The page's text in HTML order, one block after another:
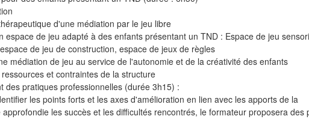
d'une médiation par le jeu libre
de jeu adapté à des enfants présentant un TND : Espace de jeu
de jeu de construction, espace de jeux de règles
médiation de jeu au service de l'autonomie et de la créativité des enfants
et contraintes de la structure
des pratiques professionnelles (durée 3h15) :
les points forts et les axes d'amélioration en lien avec les apports de la
les succès et les difficultés rencontrés, le formateur proposera des